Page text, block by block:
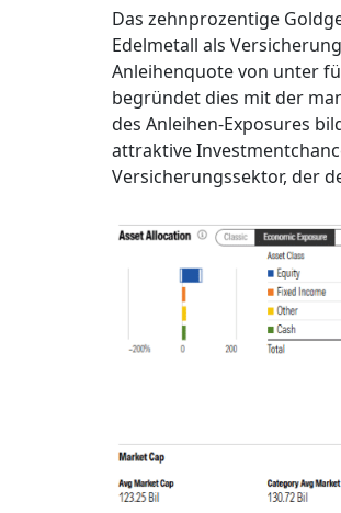
Das zehnprozentige
Edelmetall als
Anleihenquote von unter
begründet dies mit der
des Anleihen-Exposures
attraktive
Versicherungssektor, der